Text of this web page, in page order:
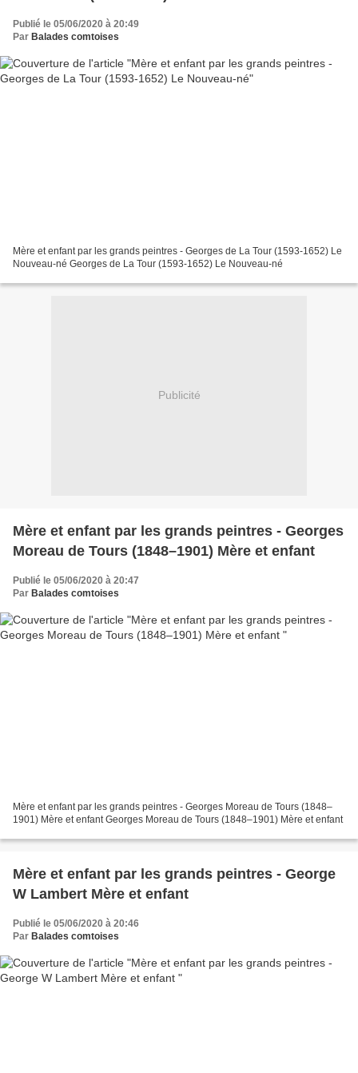
Publié le 05/06/2020 à 20:49
Par Balades comtoises
Mère et enfant par les grands peintres - Georges de La Tour (1593-1652) Le
Nouveau-né Georges de La Tour (1593-1652) Le Nouveau-né
Publicité
Mère et enfant par les grands peintres - Georges
Moreau de Tours (1848–1901) Mère et enfant
Publié le 05/06/2020 à 20:47
Par Balades comtoises
Mère et enfant par les grands peintres - Georges Moreau de Tours (1848–
1901) Mère et enfant Georges Moreau de Tours (1848–1901) Mère et enfant
Mère et enfant par les grands peintres - George
W Lambert Mère et enfant
Publié le 05/06/2020 à 20:46
Par Balades comtoises